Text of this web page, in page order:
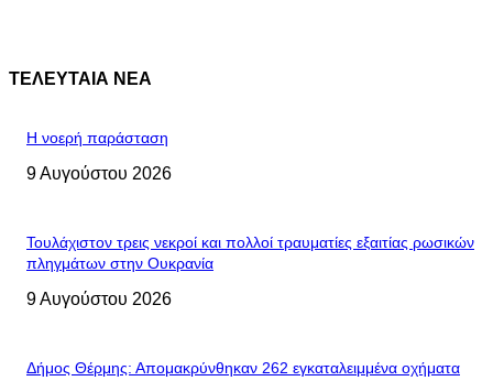
ΤΕΛΕΥΤΑΙΑ ΝΕΑ
Η νοερή παράσταση
9 Αυγούστου 2026
Τουλάχιστον τρεις νεκροί και πολλοί τραυματίες εξαιτίας ρωσικών
πληγμάτων στην Ουκρανία
9 Αυγούστου 2026
Δήμος Θέρμης: Απομακρύνθηκαν 262 εγκαταλειμμένα οχήματα